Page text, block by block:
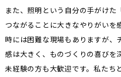
また、照明という自分の手がけた
つながることに大きなやりがいを
時には困難な現場もありますが、
感は大きく、ものづくりの喜びを
未経験の方も大歓迎です。私たち